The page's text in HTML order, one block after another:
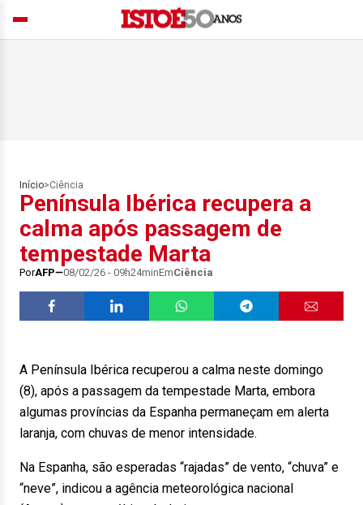
Início>Ciência
Península Ibérica recupera a
calma após passagem de
tempestade Marta
PorAFP 08/02/26 - 09h24minEmCiência
A Península Ibérica recuperou a calma neste domingo
(8), após a passagem da tempestade Marta, embora
algumas províncias da Espanha permaneçam em alerta
laranja, com chuvas de menor intensidade.
Na Espanha, são esperadas “rajadas” de vento, “chuva” e
“neve”, indicou a agência meteorológica nacional